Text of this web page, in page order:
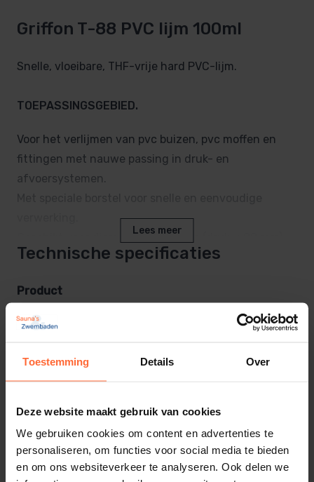
Toestemming Details Over
Deze website maakt gebruik van cookies
We gebruiken cookies om content en advertenties te
personaliseren, om functies voor social media te bieden
en om ons websiteverkeer te analyseren. Ook delen we
Griffon T-88 PVC lijm 100ml
Snelle, vloeibare, THF-vrije hard PVC-lijm.
TOEPASSINGSGEBIED.
Voor het verlijmen van pvc buizen, pvc moffen en
fittingen met nauwe passing in druk- en
afvoersystemen.
Geschikt voor diameters ≤ 160 mm (druk ≤ 90 mm).
Max. 16 bar (PN 16). Maximale tolerantie 0,3 mm
Geschikt voor o.a. leidingsystemen conform EN 1329,
1452, 1453 en 1455.
Lees meer
Technische specificaties
Product
Merk
SKU
SW-AK106
EAN
8715598100255
0,15 kg